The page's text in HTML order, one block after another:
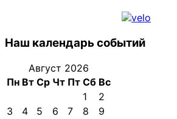
Наш календарь событий
Август 2026
Пн Вт Ср Чт Пт Сб Вс
1
2
3
4 5 6 7 8
9